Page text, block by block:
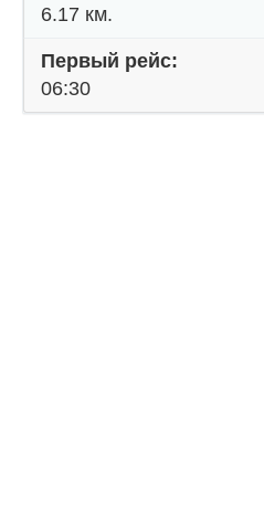
6.17 км.
Первый рейс:
06:30